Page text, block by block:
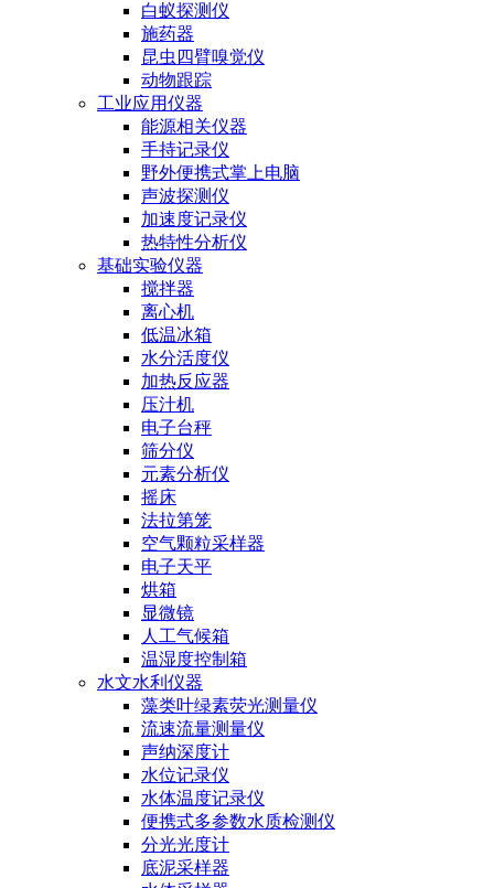
白蚁探测仪
施药器
昆虫四臂嗅觉仪
动物跟踪
工业应用仪器
能源相关仪器
手持记录仪
野外便携式掌上电脑
声波探测仪
加速度记录仪
热特性分析仪
基础实验仪器
搅拌器
离心机
低温冰箱
水分活度仪
加热反应器
压汁机
电子台秤
筛分仪
元素分析仪
摇床
法拉第笼
空气颗粒采样器
电子天平
烘箱
显微镜
人工气候箱
温湿度控制箱
水文水利仪器
藻类叶绿素荧光测量仪
流速流量测量仪
声纳深度计
水位记录仪
水体温度记录仪
便携式多参数水质检测仪
分光光度计
底泥采样器